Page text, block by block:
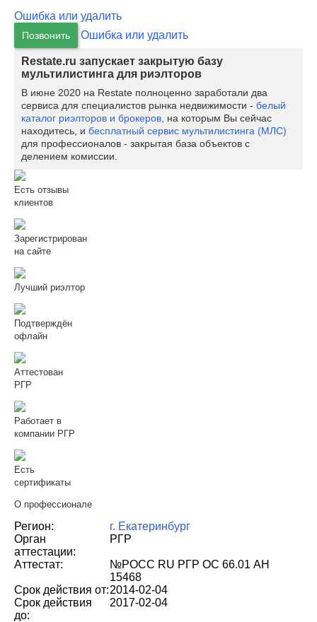
Ошибка или удалить
Позвонить Ошибка или удалить
Restate.ru запускает закрытую базу
мультилистинга для риэлторов
В июне 2020 на Restate полноценно заработали два
сервиса для специалистов рынка недвижимости - белый
каталог риэлторов и брокеров , на которым Вы сейчас
находитесь, и бесплатный сервис мультилистинга (МЛС)
для профессионалов - закрытая база объектов с
делением комиссии.
Есть отзывы
клиентов
Зарегистрирован
на сайте
Лучший риэлтор
Подтверждён
офлайн
Аттестован
РГР
Работает в
компании РГР
Есть
сертификаты
О профессионале
Регион:
г. Екатеринбург
Орган
аттестации:
РГР
Аттестат:
№РОСС RU РГР ОС 66.01 АН
15468
Срок действия от:2014-02-04
Срок действия
до:
2017-02-04